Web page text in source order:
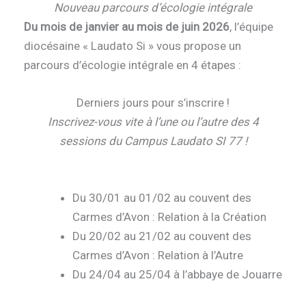
Nouveau parcours d’écologie intégrale
Du mois de janvier au mois de juin 2026, l’équipe
diocésaine « Laudato Si » vous propose un
parcours d’écologie intégrale en 4 étapes :
Derniers jours pour s’inscrire !
Inscrivez-vous vite à l’une ou l’autre des 4
sessions du Campus Laudato SI 77 !
Du 30/01 au 01/02 au couvent des
Carmes d’Avon : Relation à la Création
Du 20/02 au 21/02 au couvent des
Carmes d’Avon : Relation à l’Autre
Du 24/04 au 25/04 à l’abbaye de Jouarre